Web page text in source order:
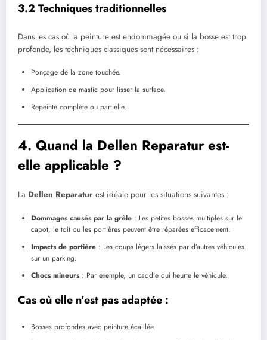
3.2 Techniques traditionnelles
Dans les cas où la peinture est endommagée ou si la bosse est trop
profonde, les techniques classiques sont nécessaires :
Ponçage de la zone touchée.
Application de mastic pour lisser la surface.
Repeinte complète ou partielle.
4. Quand la Dellen Reparatur est-
elle applicable ?
La Dellen Reparatur est idéale pour les situations suivantes :
Dommages causés par la grêle : Les petites bosses multiples sur le
capot, le toit ou les portières peuvent être réparées efficacement.
Impacts de portière : Les coups légers laissés par d’autres véhicules
sur un parking.
Chocs mineurs: Par exemple, un caddie qui heurte le véhicule.
Cas où elle n’est pas adaptée :
Bosses profondes avec peinture écaillée.